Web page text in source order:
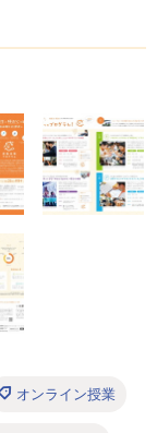
オンライン授業